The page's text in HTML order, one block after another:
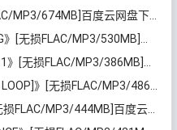
MP3/674MB]百度云网盘下载
MP3/530MB]百度云网盘下载
FLAC/MP3/386MB]百度云网盘下载
[无损FLAC/MP3/486MB]百度云网盘下载
MP3/444MB]百度云网盘下载